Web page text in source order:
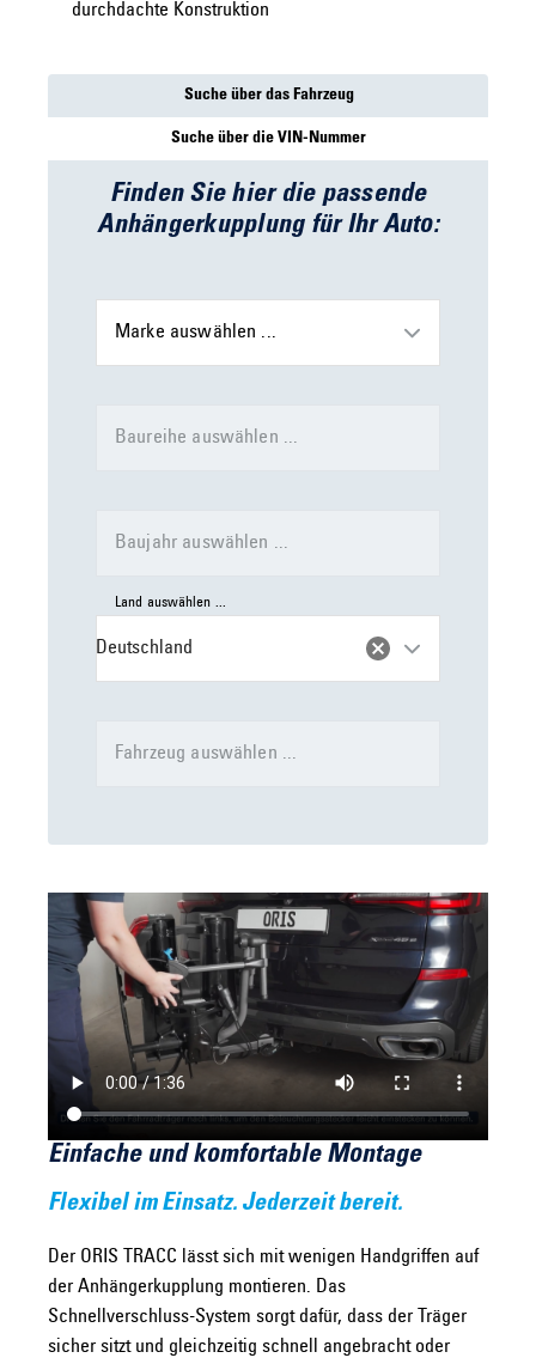
durchdachte Konstruktion
Suche über das Fahrzeug
Suche über die VIN-Nummer
Finden Sie hier die passende
Anhängerkupplung für Ihr Auto:
Marke auswählen ...
Baureihe auswählen ...
Baujahr auswählen ...
Deutschland
Land auswählen ...
Fahrzeug auswählen ...
Einfache und komfortable Montage
Flexibel im Einsatz. Jederzeit bereit.
Der ORIS TRACC lässt sich mit wenigen Handgriffen auf
der Anhängerkupplung montieren. Das
Schnellverschluss-System sorgt dafür, dass der Träger
sicher sitzt und gleichzeitig schnell angebracht oder